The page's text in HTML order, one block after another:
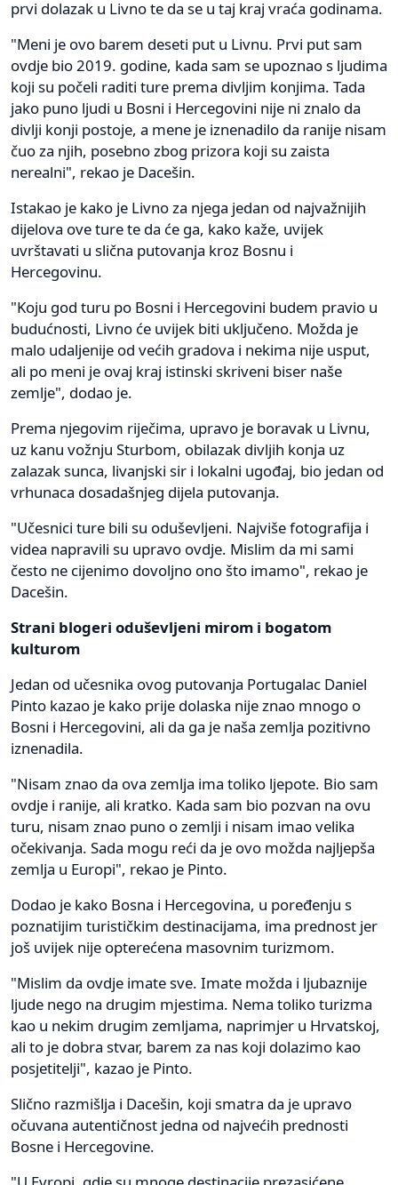
prvi dolazak u Livno te da se u taj kraj vraća godinama.
"Meni je ovo barem deseti put u Livnu. Prvi put sam
ovdje bio 2019. godine, kada sam se upoznao s ljudima
koji su počeli raditi ture prema divljim konjima. Tada
jako puno ljudi u Bosni i Hercegovini nije ni znalo da
divlji konji postoje, a mene je iznenadilo da ranije nisam
čuo za njih, posebno zbog prizora koji su zaista
nerealni", rekao je Dacešin.
Istakao je kako je Livno za njega jedan od najvažnijih
dijelova ove ture te da će ga, kako kaže, uvijek
uvrštavati u slična putovanja kroz Bosnu i
Hercegovinu.
"Koju god turu po Bosni i Hercegovini budem pravio u
budućnosti, Livno će uvijek biti uključeno. Možda je
malo udaljenije od većih gradova i nekima nije usput,
ali po meni je ovaj kraj istinski skriveni biser naše
zemlje", dodao je.
Prema njegovim riječima, upravo je boravak u Livnu,
uz kanu vožnju Sturbom, obilazak divljih konja uz
zalazak sunca, livanjski sir i lokalni ugođaj, bio jedan od
vrhunaca dosadašnjeg dijela putovanja.
"Učesnici ture bili su oduševljeni. Najviše fotografija i
videa napravili su upravo ovdje. Mislim da mi sami
često ne cijenimo dovoljno ono što imamo", rekao je
Dacešin.
Strani blogeri oduševljeni mirom i bogatom
kulturom
Jedan od učesnika ovog putovanja Portugalac Daniel
Pinto kazao je kako prije dolaska nije znao mnogo o
Bosni i Hercegovini, ali da ga je naša zemlja pozitivno
iznenadila.
"Nisam znao da ova zemlja ima toliko ljepote. Bio sam
ovdje i ranije, ali kratko. Kada sam bio pozvan na ovu
turu, nisam znao puno o zemlji i nisam imao velika
očekivanja. Sada mogu reći da je ovo možda najljepša
zemlja u Europi", rekao je Pinto.
Dodao je kako Bosna i Hercegovina, u poređenju s
poznatijim turističkim destinacijama, ima prednost jer
još uvijek nije opterećena masovnim turizmom.
"Mislim da ovdje imate sve. Imate možda i ljubaznije
ljude nego na drugim mjestima. Nema toliko turizma
kao u nekim drugim zemljama, naprimjer u Hrvatskoj,
ali to je dobra stvar, barem za nas koji dolazimo kao
posjetitelji", kazao je Pinto.
Slično razmišlja i Dacešin, koji smatra da je upravo
očuvana autentičnost jedna od najvećih prednosti
Bosne i Hercegovine.